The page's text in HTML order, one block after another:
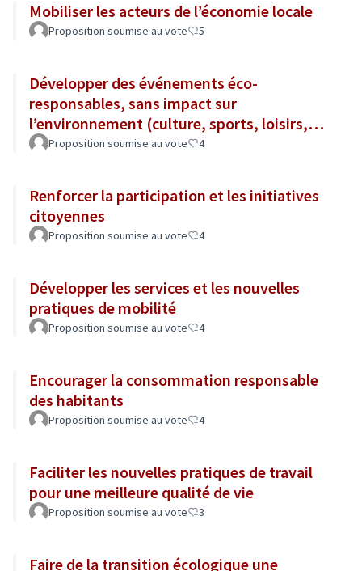
Mobiliser les acteurs de l’économie locale
Proposition soumise au vote 5
Développer des événements éco-
responsables, sans impact sur
l’environnement (culture, sports, loisirs,
tourisme...)
Proposition soumise au vote 4
Renforcer la participation et les initiatives
citoyennes
Proposition soumise au vote 4
Développer les services et les nouvelles
pratiques de mobilité
Proposition soumise au vote 4
Encourager la consommation responsable
des habitants
Proposition soumise au vote 4
Faciliter les nouvelles pratiques de travail
pour une meilleure qualité de vie
Proposition soumise au vote 3
Faire de la transition écologique une